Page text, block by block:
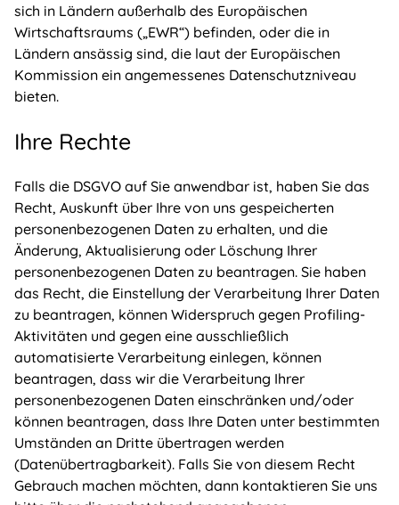
sich in Ländern außerhalb des Europäischen
Wirtschaftsraums („EWR“) befinden, oder die in
Ländern ansässig sind, die laut der Europäischen
Kommission ein angemessenes Datenschutzniveau
bieten.
Ihre Rechte
Falls die DSGVO auf Sie anwendbar ist, haben Sie das
Recht, Auskunft über Ihre von uns gespeicherten
personenbezogenen Daten zu erhalten, und die
Änderung, Aktualisierung oder Löschung Ihrer
personenbezogenen Daten zu beantragen. Sie haben
das Recht, die Einstellung der Verarbeitung Ihrer Daten
zu beantragen, können Widerspruch gegen Profiling-
Aktivitäten und gegen eine ausschließlich
automatisierte Verarbeitung einlegen, können
beantragen, dass wir die Verarbeitung Ihrer
personenbezogenen Daten einschränken und/oder
können beantragen, dass Ihre Daten unter bestimmten
Umständen an Dritte übertragen werden
(Datenübertragbarkeit). Falls Sie von diesem Recht
Gebrauch machen möchten, dann kontaktieren Sie uns